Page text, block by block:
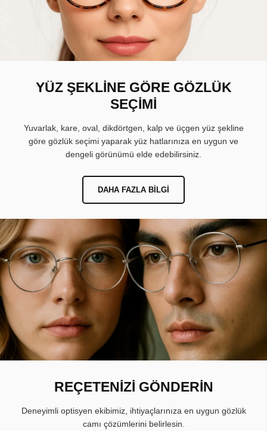
YÜZ ŞEKLİNE GÖRE GÖZLÜK
SEÇİMİ
Yuvarlak, kare, oval, dikdörtgen, kalp ve üçgen yüz şekline
göre gözlük seçimi yaparak yüz hatlarınıza en uygun ve
dengeli görünümü elde edebilirsiniz.
DAHA FAZLA BILGI
REÇETENİZİ GÖNDERİN
Deneyimli optisyen ekibimiz, ihtiyaçlarınıza en uygun gözlük
camı çözümlerini belirlesin.